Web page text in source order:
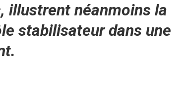
illustrent néanmoins la
stabilisateur dans une